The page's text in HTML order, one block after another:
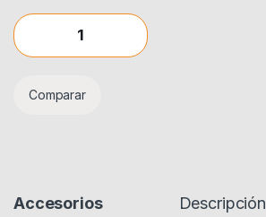
JABONERA GRIVEN quantity
Comparar
Accesorios Descripción